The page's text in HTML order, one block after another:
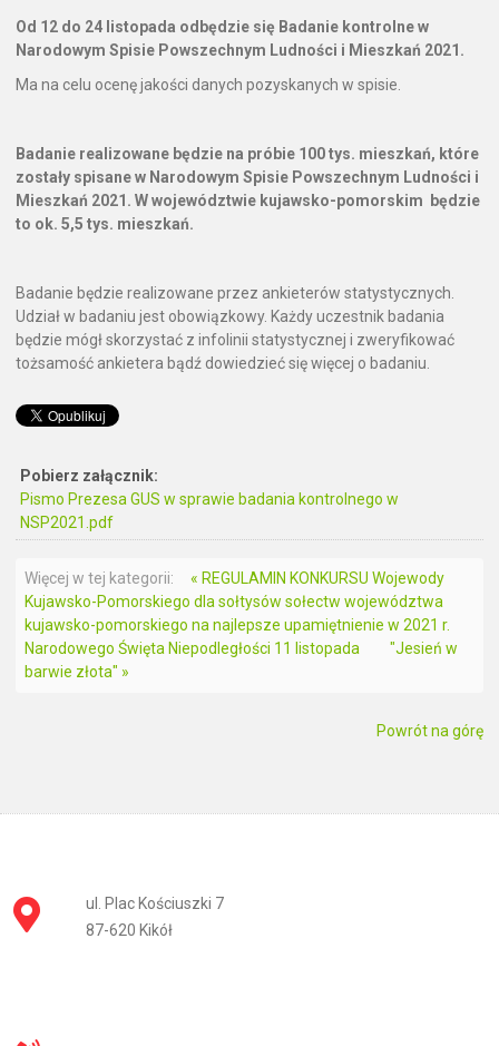
Od 12 do 24 listopada odbędzie się Badanie kontrolne w
Narodowym Spisie Powszechnym Ludności i Mieszkań 2021.
Ma na celu ocenę jakości danych pozyskanych w spisie.
Badanie realizowane będzie na próbie 100 tys. mieszkań, które
zostały spisane w Narodowym Spisie Powszechnym Ludności i
Mieszkań 2021. W województwie kujawsko-pomorskim będzie
to ok. 5,5 tys. mieszkań.
Badanie będzie realizowane przez ankieterów statystycznych.
Udział w badaniu jest obowiązkowy. Każdy uczestnik badania
będzie mógł skorzystać z infolinii statystycznej i zweryfikować
tożsamość ankietera bądź dowiedzieć się więcej o badaniu.
Pobierz załącznik:
Pismo Prezesa GUS w sprawie badania kontrolnego w
NSP2021.pdf
Więcej w tej kategorii:
« REGULAMIN KONKURSU Wojewody
Kujawsko-Pomorskiego dla sołtysów sołectw województwa
kujawsko-pomorskiego na najlepsze upamiętnienie w 2021 r.
Narodowego Święta Niepodległości 11 listopada
"Jesień w
barwie złota" »
Powrót na górę
ul. Plac Kościuszki 7
87-620 Kikół